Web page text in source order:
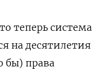
теперь система
на десятилетия
бы) права